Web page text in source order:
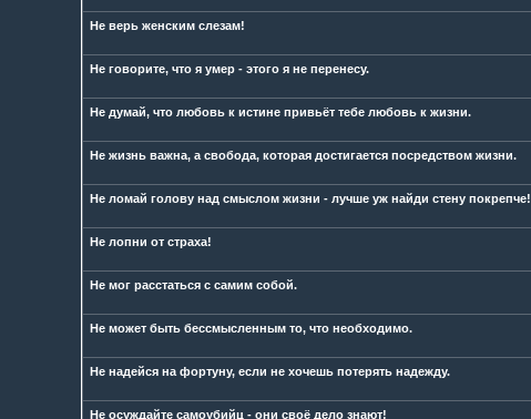
Не верь женским слезам!
Не говорите, что я умер - этого я не перенесу.
Не думай, что любовь к истине привьёт тебе любовь к жизни.
Не жизнь важна, а свобода, которая достигается посредством жизни.
Не ломай голову над смыслом жизни - лучше уж найди стену покрепче!
Не лопни от страха!
Не мог расстаться с самим собой.
Не может быть бессмысленным то, что необходимо.
Не надейся на фортуну, если не хочешь потерять надежду.
Не осуждайте самоубийц - они своё дело знают!